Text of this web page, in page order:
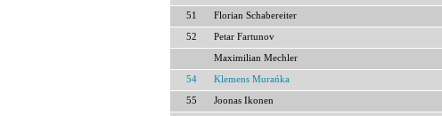
51 Florian Schabereiter
52 Petar Fartunov
Maximilian Mechler
54 Klemens Murańka
55 Joonas Ikonen